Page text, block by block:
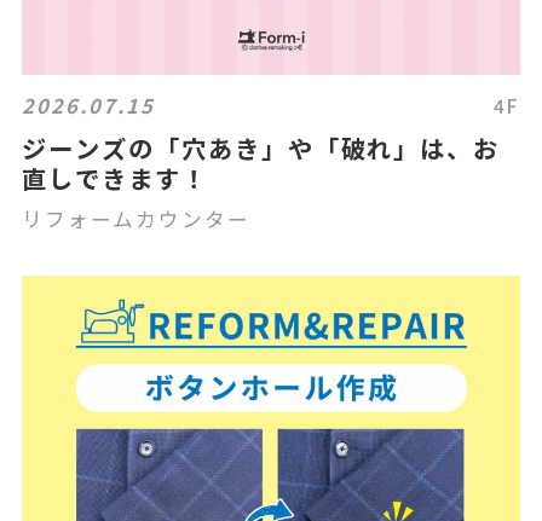
2026.07.15 4F
ジーンズの「穴あき」や「破れ」は、お
直しできます！
リフォームカウンター